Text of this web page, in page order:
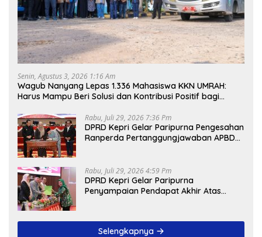
Senin, Agustus 3, 2026 1:16 Am
Wagub Nanyang Lepas 1.336 Mahasiswa KKN UMRAH:
Harus Mampu Beri Solusi dan Kontribusi Positif bagi
Rabu, Juli 29, 2026 7:36 Pm
DPRD Kepri Gelar Paripurna Pengesahan
Ranperda Pertanggungjawaban APBD
Rabu, Juli 29, 2026 4:59 Pm
DPRD Kepri Gelar Paripurna
Penyampaian Pendapat Akhir Atas
Selengkapnya